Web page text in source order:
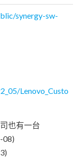
synergy-sw-
Lenovo_Custo
也有一台
08)